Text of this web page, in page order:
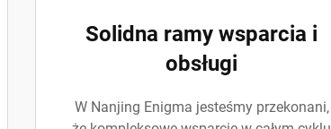
Solidna ramy wsparcia i
obsługi
W Nanjing Enigma jesteśmy przekonani,